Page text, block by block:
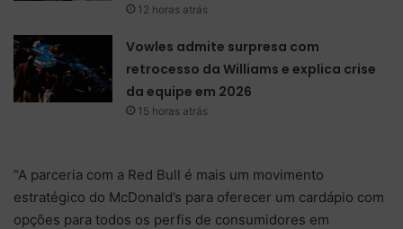
12 horas atrás
Vowles admite surpresa com
retrocesso da Williams e explica crise
da equipe em 2026
15 horas atrás
​“A parceria com a Red Bull é mais um movimento
estratégico do McDonald’s para oferecer um cardápio com
opções para todos os perfis de consumidores em